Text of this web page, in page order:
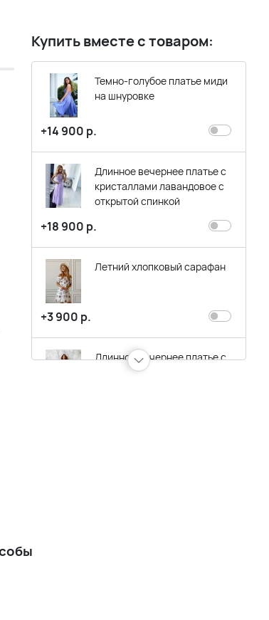
Купить вместе с товаром:
Темно-голубое платье миди
на шнуровке
+14 900 р.
Длинное вечернее платье с
кристаллами лавандовое с
открытой спинкой
+18 900 р.
Летний хлопковый сарафан
+3 900 р.
Длинное вечернее платье с
кристаллами лавандового